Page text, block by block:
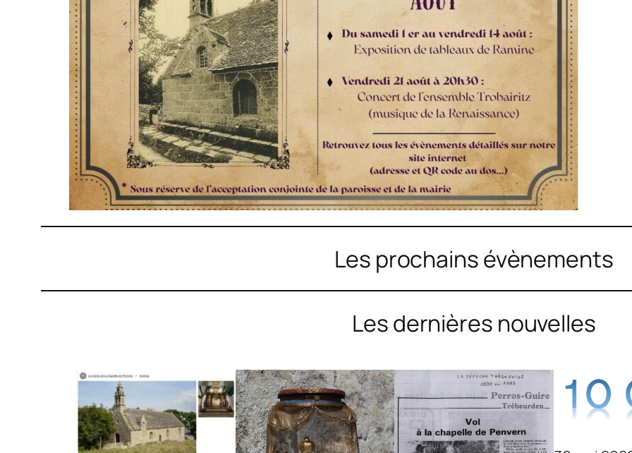
Les prochains évènements
Les dernières nouvelles